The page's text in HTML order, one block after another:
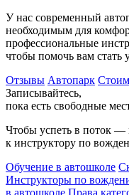
У нас современный
необходимым для
профессиональные
чтобы помочь вам стать
Отзывы Автопарк
Записывайтесь,
пока есть свобод­ные
Чтобы успеть в поток —
к инструктору по
Обучение в автошколе
Инструкторы по
в автошколе Права